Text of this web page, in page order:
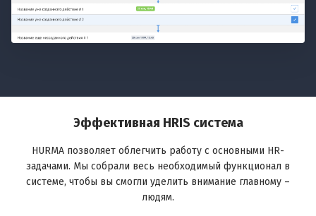
Эффективная HRIS система
HURMA позволяет облегчить работу с основными HR-
задачами. Мы собрали весь необходимый функционал в
системе, чтобы вы смогли уделить внимание главному –
людям.